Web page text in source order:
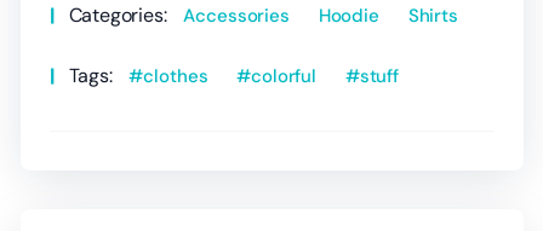
Categories: Accessories Hoodie Shirts
Tags: clothes colorful stuff